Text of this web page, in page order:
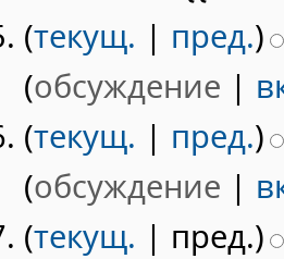
(текущ. | пред.)
(обсуждение |
(текущ. | пред.)
(обсуждение |
(текущ. | пред.)